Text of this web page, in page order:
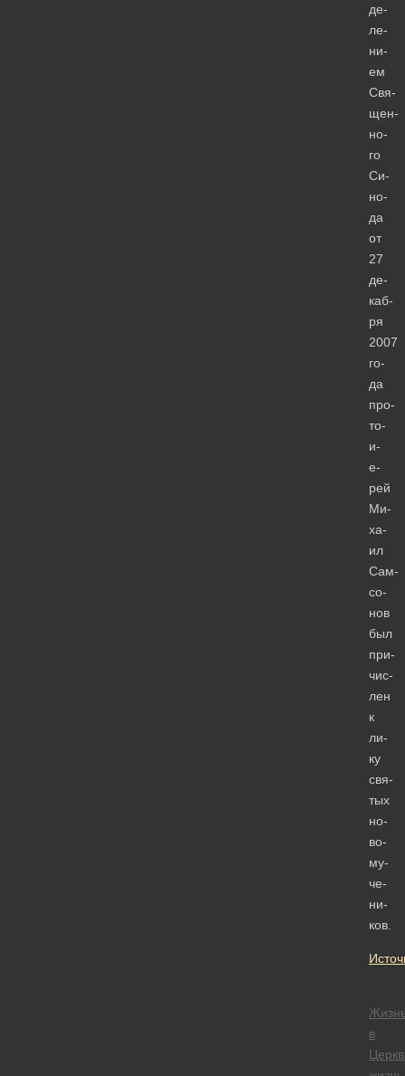
де­
ле­
ни­
ем
Свя­
щен­
но­
го
Си­
но­
да
от
27
де­
каб­
ря
2007
го­
да
про­
то­
и­
е­
рей
Ми­
ха­
ил
Сам­
со­
нов
был
при­
чис­
лен
к
ли­
ку
свя­
тых
но­
во­
му­
че­
ни­
ков.
в